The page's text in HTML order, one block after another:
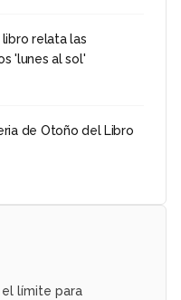
relata las
'lunes al sol'
de Otoño del Libro
el límite para